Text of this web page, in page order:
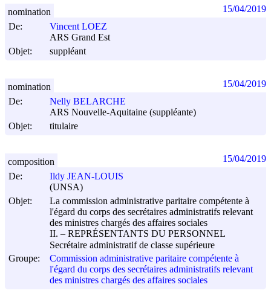
De:
Vincent LOEZ
ARS Grand Est
Objet:
suppléant
nomination 15/04/2019
De:
Nelly BELARCHE
ARS Nouvelle-Aquitaine (suppléante)
Objet:
titulaire
nomination 15/04/2019
De:
Ildy JEAN-LOUIS
(UNSA)
Objet:
La commission administrative paritaire compétente à
l'égard du corps des secrétaires administratifs relevant
des ministres chargés des affaires sociales
II. – REPRÉSENTANTS DU PERSONNEL
Secrétaire administratif de classe supérieure
Groupe:
Commission administrative paritaire compétente à
l'égard du corps des secrétaires administratifs relevant
des ministres chargés des affaires sociales
composition 15/04/2019